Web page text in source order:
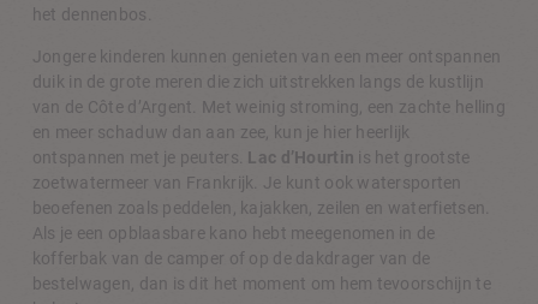
het dennenbos.
Jongere kinderen kunnen genieten van een meer ontspannen
duik in de grote meren die zich uitstrekken langs de kustlijn
van de Côte d’Argent. Met weinig stroming, een zachte helling
en meer schaduw dan aan zee, kun je hier heerlijk
ontspannen met je peuters. Lac d’Hourtin is het grootste
zoetwatermeer van Frankrijk. Je kunt ook watersporten
beoefenen zoals peddelen, kajakken, zeilen en waterfietsen.
Als je een opblaasbare kano hebt meegenomen in de
kofferbak van de camper of op de dakdrager van de
bestelwagen, dan is dit het moment om hem tevoorschijn te